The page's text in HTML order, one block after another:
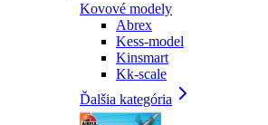
Kovové modely
Abrex
Kess-model
Kinsmart
Kk-scale
Ďalšia kategória